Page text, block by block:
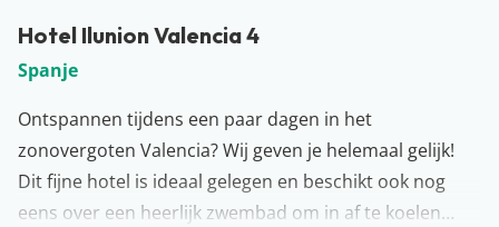
Hotel Ilunion Valencia 4
Spanje
Ontspannen tijdens een paar dagen in het
zonovergoten Valencia? Wij geven je helemaal gelijk!
Dit fijne hotel is ideaal gelegen en beschikt ook nog
eens over een heerlijk zwembad om in af te koelen…